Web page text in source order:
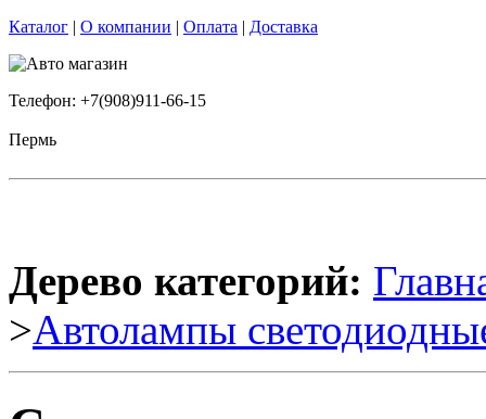
Каталог | О компании | Оплата | Доставка
Телефон: +7(908)911-66-15
Пермь
Дерево категорий:
>Автолампы